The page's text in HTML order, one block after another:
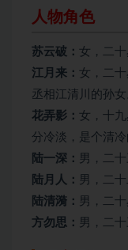
人物角色
苏云破： 女，二
江月来： 女，二
丞相江清川的孙女
花弄影： 女，十
分冷淡，是个清冷
陆一深： 男，二
陆月人： 男，二
陆清漪： 男，二
方勿思： 男，二